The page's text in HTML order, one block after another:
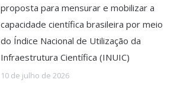
proposta para mensurar e mobilizar a
capacidade científica brasileira por meio
do Índice Nacional de Utilização da
Infraestrutura Científica (INUIC)
10 de julho de 2026